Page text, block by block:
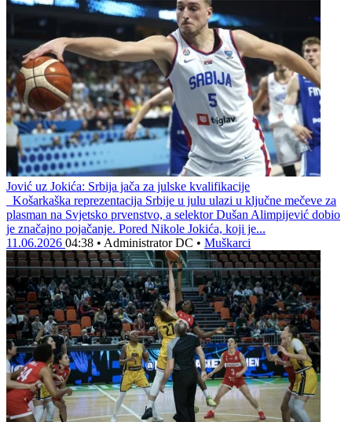
Jović uz Jokića: Srbija jača za julske kvalifikacije
Košarkaška reprezentacija Srbije u julu ulazi u ključne mečeve za
plasman na Svjetsko prvenstvo, a selektor Dušan Alimpijević dobio
je značajno pojačanje. Pored Nikole Jokića, koji je...
11.06.2026 04:38 • Administrator DC • Muškarci